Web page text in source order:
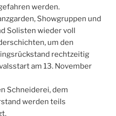
werden.
Showgruppen und
Solisten wieder voll
um den
rechtzeitig
am 13. November
Schneiderei, dem
werden teils